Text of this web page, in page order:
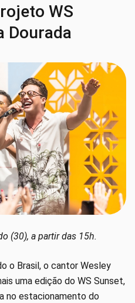
WS
Dourada
(30), a partir das 15h.
o Brasil, o cantor Wesley
uma edição do WS Sunset,
no estacionamento do